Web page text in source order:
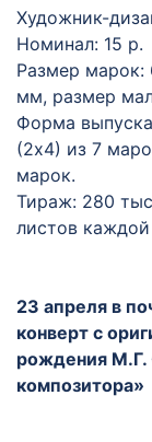
Художник-
Номинал: 15 р.
Размер марок:
мм, размер
Форма
(2х4) из 7
марок.
Тираж: 280
листов
23 апреля в
конверт с
рождения М.Г.
композитора»